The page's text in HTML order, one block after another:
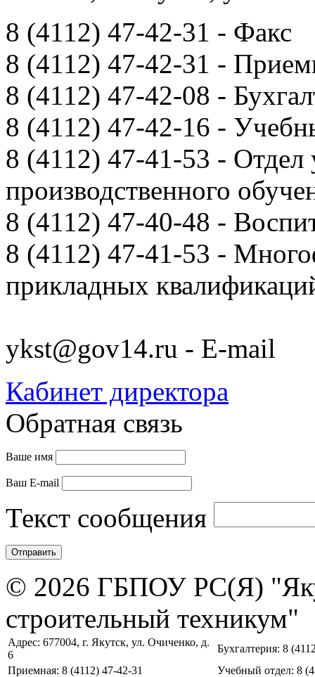
8 (4112) 47-42-31 - Факс
8 (4112) 47-42-31 -
8 (4112) 47-42-08 -
8 (4112) 47-42-16 -
8 (4112) 47-41-53 - Отдел
производственного
8 (4112) 47-40-48 -
8 (4112) 47-41-53 -
прикладных
ykst@gov14.ru - E-mail
Кабинет директора
Обратная связь
Ваше имя
Ваш E-mail
Текст сообщения
© 2026 ГБПОУ РС(Я)
строительный техникум"
Адрес: 677004, г. Якутск, ул. Очиченко, д.
6
Бухгалтерия: 8
Приемная: 8 (4112) 47-42-31
Учебный отдел: 8